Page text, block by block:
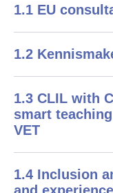
1.1 EU
1.2
1.3 CLIL with
smart
VET
1.4 Inclusion